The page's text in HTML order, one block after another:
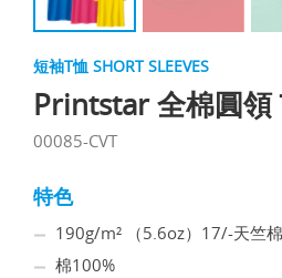
短袖T恤 SHORT SLEEVES
Printstar 全棉圓領
00085-CVT
特色
190g/m² （5.6oz）17/-天竺棉
棉100%